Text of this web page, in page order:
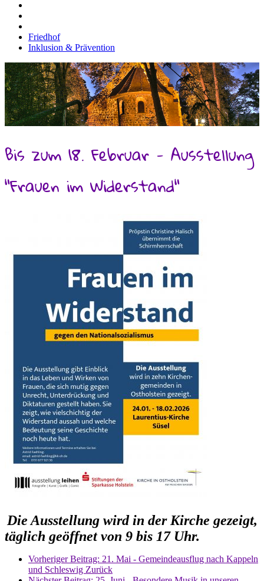
Friedhof
Inklusion & Prävention
Bis zum 18. Februar - Ausstellung
"Frauen im Widerstand"
Die Ausstellung wird in der Kirche gezeigt,
täglich geöffnet von 9 bis 17 Uhr.
Vorheriger Beitrag: 21. Mai - Gemeindeausflug nach Kappeln
und Schleswig Zurück